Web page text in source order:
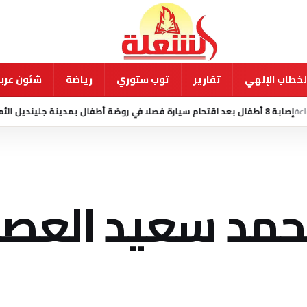
الإلهي تقارير توب ستوري رياضة شئون
منذ 10 ساعة
سعيد